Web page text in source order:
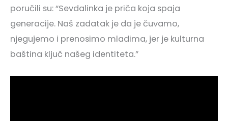
poručili su: “Sevdalinka je priča koja spaja
generacije. Naš zadatak je da je čuvamo,
njegujemo i prenosimo mladima, jer je kulturna
baština ključ našeg identiteta.”